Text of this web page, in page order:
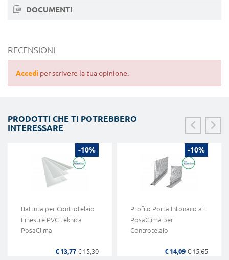
DOCUMENTI
RECENSIONI
Accedi per scrivere la tua opinione.
PRODOTTI CHE TI POTREBBERO
INTERESSARE
-10%
Battuta per Controtelaio
Finestre PVC Teknica
PosaClima
€ 13,77 € 15,30
-10%
Profilo Porta Intonaco a L
PosaClima per
Controtelaio
€ 14,09 € 15,65